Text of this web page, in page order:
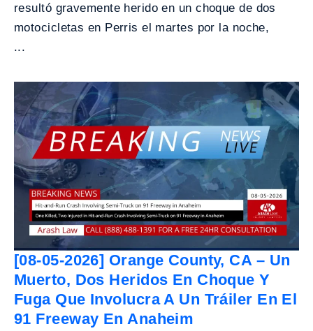
resultó gravemente herido en un choque de dos
motocicletas en Perris el martes por la noche,
...
[08-05-2026] Orange County, CA – Un
Muerto, Dos Heridos En Choque Y
Fuga Que Involucra A Un Tráiler En El
91 Freeway En Anaheim